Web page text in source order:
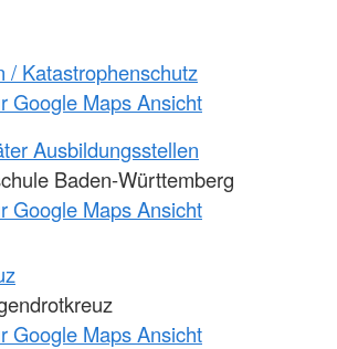
/ Katastrophenschutz
Google Maps Ansicht
Ausbildungsstellen
Baden-Württemberg
Google Maps Ansicht
Google Maps Ansicht